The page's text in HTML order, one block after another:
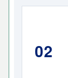
02